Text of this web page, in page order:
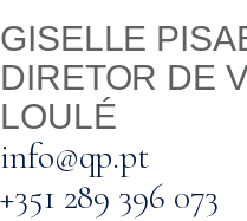
GISELLE
DIRETOR DE
LOULÉ
info@qp.pt
+351 289 396 073